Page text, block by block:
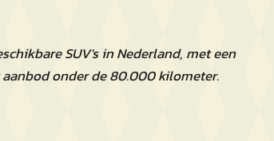
SUV's in Nederland, met een
aanbod onder de 80.000 kilometer.